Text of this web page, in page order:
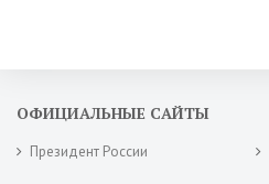
ОФИЦИАЛЬНЫЕ САЙТЫ
Президент России